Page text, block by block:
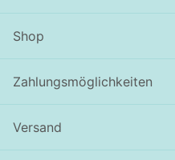
Shop
Zahlungsmöglichkeiten
Versand